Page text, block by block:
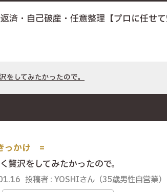
をしてみたかったので。
贅沢をしてみたかったので。
投稿者 : YOSHIさん（35歳男性自営業）